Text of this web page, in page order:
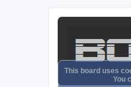
This board uses
You